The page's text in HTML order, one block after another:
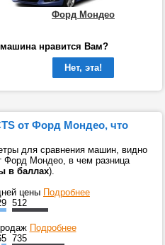
Форд Мондео
машина нравится Вам?
Нет, эта!
от Форд Мондео, что
для сравнения машин, видно
Форд Мондео, в чем разница
в баллах).
цены Подробнее
512
Подробнее
735